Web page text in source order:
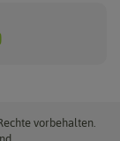
vorbehalten.